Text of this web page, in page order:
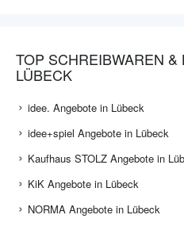
TOP SCHREIBWAREN &
LÜBECK
idee. Angebote in Lübeck
idee+spiel Angebote in Lübeck
Kaufhaus STOLZ Angebote in
KiK Angebote in Lübeck
NORMA Angebote in Lübeck